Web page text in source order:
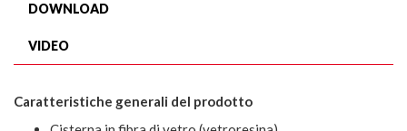
DOWNLOAD
VIDEO
Caratteristiche generali del prodotto